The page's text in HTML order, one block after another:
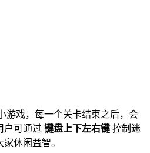
游戏，每一个关卡结束之后，会
户可通过 键盘上下左右键 控制迷
休闲益智。